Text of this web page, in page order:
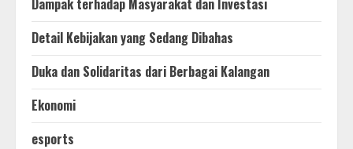
Dampak terhadap Masyarakat dan Investasi
Detail Kebijakan yang Sedang Dibahas
Duka dan Solidaritas dari Berbagai Kalangan
Ekonomi
esports